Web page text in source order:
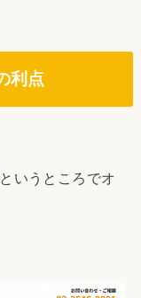
利点
というところでオ